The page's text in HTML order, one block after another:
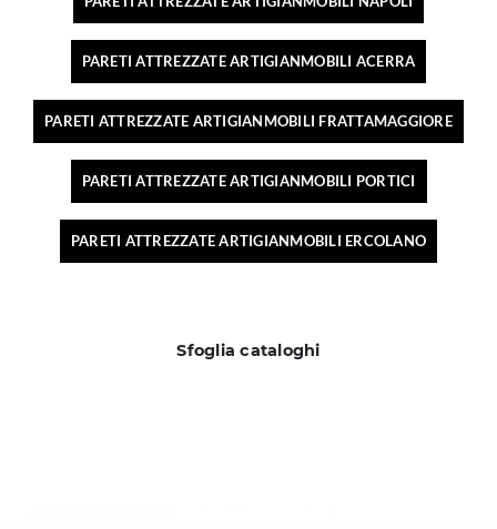
PARETI ATTREZZATE ARTIGIANMOBILI ACERRA
PARETI ATTREZZATE ARTIGIANMOBILI FRATTAMAGGIORE
PARETI ATTREZZATE ARTIGIANMOBILI PORTICI
PARETI ATTREZZATE ARTIGIANMOBILI ERCOLANO
Sfoglia cataloghi